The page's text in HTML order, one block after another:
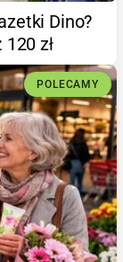
Dino?
zł
POLECAMY